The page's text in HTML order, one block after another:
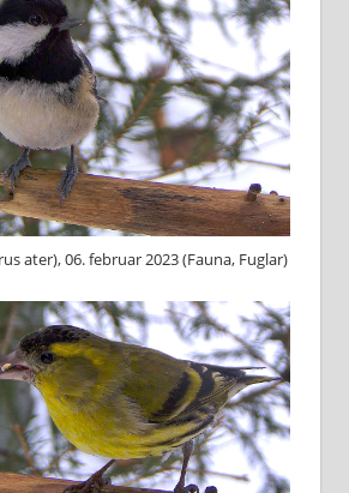
ater), 06. februar 2023 (Fauna, Fuglar)